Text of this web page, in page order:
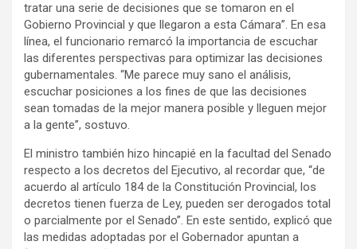
tratar una serie de decisiones que se tomaron en el
Gobierno Provincial y que llegaron a esta Cámara”. En esa
línea, el funcionario remarcó la importancia de escuchar
las diferentes perspectivas para optimizar las decisiones
gubernamentales. “Me parece muy sano el análisis,
escuchar posiciones a los fines de que las decisiones
sean tomadas de la mejor manera posible y lleguen mejor
a la gente”, sostuvo.
El ministro también hizo hincapié en la facultad del Senado
respecto a los decretos del Ejecutivo, al recordar que, “de
acuerdo al artículo 184 de la Constitución Provincial, los
decretos tienen fuerza de Ley, pueden ser derogados total
o parcialmente por el Senado”. En este sentido, explicó que
las medidas adoptadas por el Gobernador apuntan a